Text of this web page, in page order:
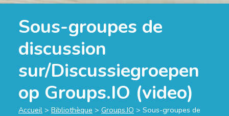
Sous-groupes de
discussion
sur/Discussiegroepen
op Groups.IO (video)
Accueil > Bibliothèque > Groups.IO > Sous-groupes de